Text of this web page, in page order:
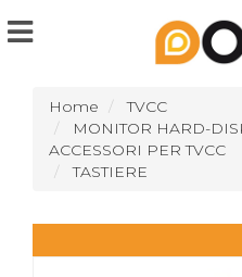
Home
TVCC
MONITOR HARD-
ACCESSORI PER TVCC
TASTIERE